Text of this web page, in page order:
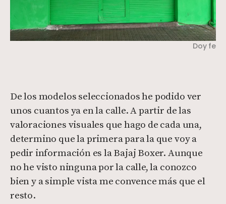
Doy fe
De los modelos seleccionados he podido ver
unos cuantos ya en la calle. A partir de las
valoraciones visuales que hago de cada una,
determino que la primera para la que voy a
pedir información es la Bajaj Boxer. Aunque
no he visto ninguna por la calle, la conozco
bien y a simple vista me convence más que el
resto.